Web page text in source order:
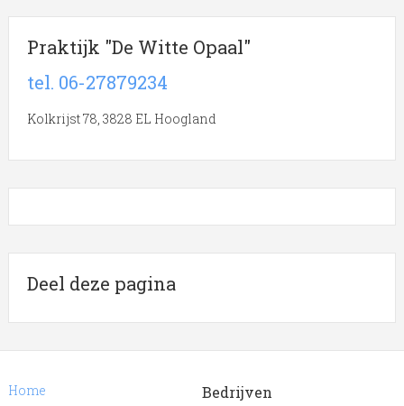
Praktijk "De Witte Opaal"
tel. 06-27879234
Kolkrijst 78, 3828 EL Hoogland
Deel deze pagina
Home
Bedrijven